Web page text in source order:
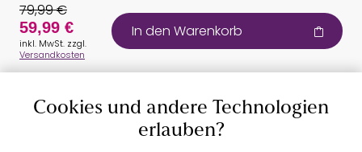
Auszeichnungen
79,99 €
59,99 €
inkl. MwSt. zzgl.
Versandkosten
In den Warenkorb
Cookies und andere Technologien
erlauben?